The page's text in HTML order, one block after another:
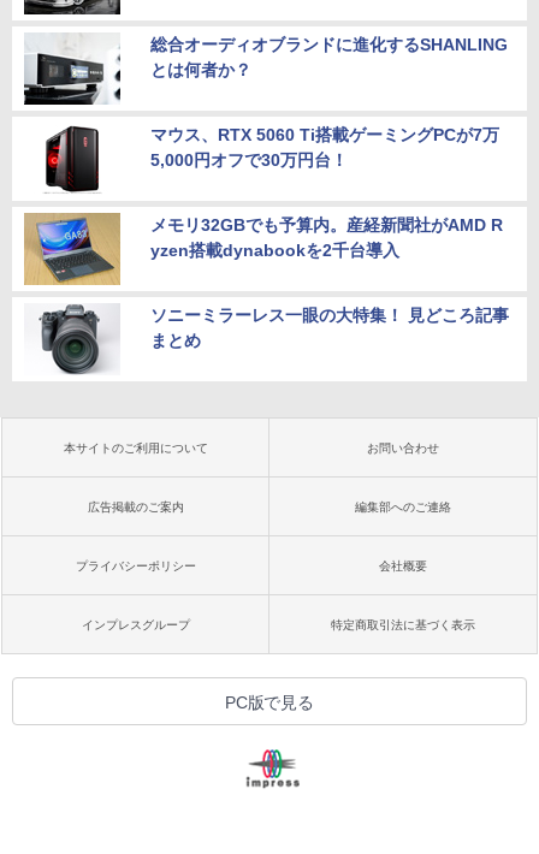
総合オーディオブランドに進化するSHANLING
とは何者か？
マウス、RTX 5060 Ti搭載ゲーミングPCが7万
5,000円オフで30万円台！
メモリ32GBでも予算内。産経新聞社がAMD R
yzen搭載dynabookを2千台導入
ソニーミラーレス一眼の大特集！ 見どころ記事
まとめ
本サイトのご利用について お問い合わせ
広告掲載のご案内 編集部へのご連絡
プライバシーポリシー 会社概要
インプレスグループ 特定商取引法に基づく表示
PC版で見る